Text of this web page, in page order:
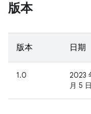
版本
版本 日期
1.0
2023
月 5 日